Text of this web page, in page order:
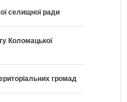
селищної ради
Коломацької
громад